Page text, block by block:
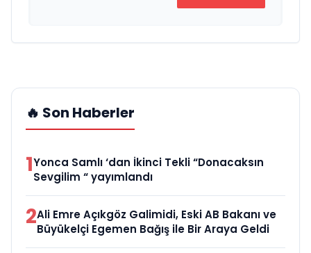
🔥 Son Haberler
1Yonca Samlı ‘dan İkinci Tekli “Donacaksın
Sevgilim “ yayımlandı
2Ali Emre Açıkgöz Galimidi, Eski AB Bakanı ve
Büyükelçi Egemen Bağış ile Bir Araya Geldi